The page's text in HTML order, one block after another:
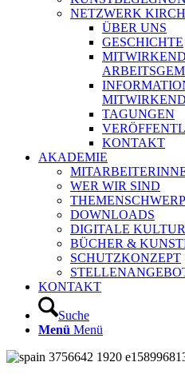
NETZWERK
ÜBER UNS
GESCHICHTE
TAGUNGEN
KONTAKT
AKADEMIE
WER WIR SIND
DOWNLOADS
DIGITALE
BÜCHER &
SCHUTZKONZEPT
KONTAKT
Suche
Menü Menü